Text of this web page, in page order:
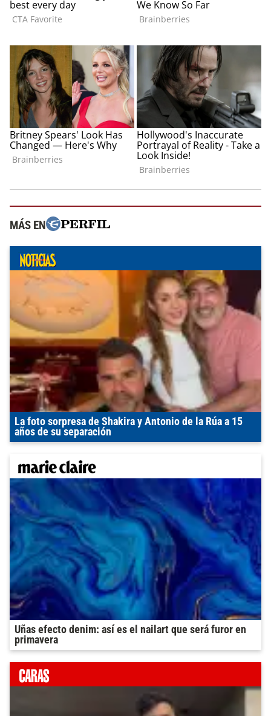
MÁS EN
La foto sorpresa de Shakira y Antonio de la Rúa a 15
años de su separación
Uñas efecto denim: así es el nailart que será furor en
primavera